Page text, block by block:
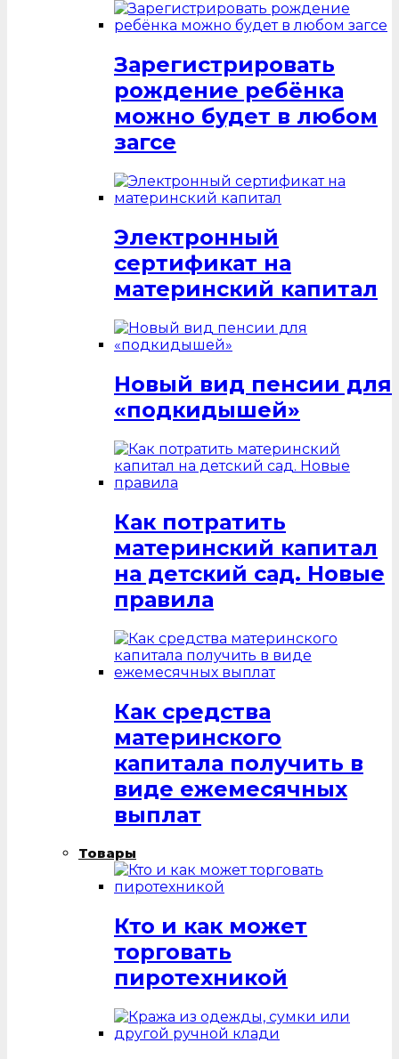
Зарегистрировать
рождение ребёнка
можно будет в любом
загсе
Электронный
сертификат на
материнский капитал
Новый вид пенсии для
«подкидышей»
Как потратить
материнский капитал
на детский сад. Новые
правила
Как средства
материнского
капитала получить в
виде ежемесячных
выплат
Товары
Кто и как может
торговать
пиротехникой